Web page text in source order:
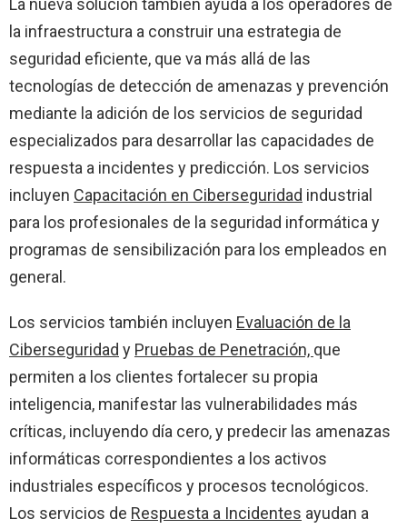
la infraestructura a construir una estrategia de
seguridad eficiente, que va más allá de las
tecnologías de detección de amenazas y prevención
mediante la adición de los servicios de seguridad
especializados para desarrollar las capacidades de
respuesta a incidentes y predicción. Los servicios
incluyen Capacitación en Ciberseguridad industrial
para los profesionales de la seguridad informática y
programas de sensibilización para los empleados en
general.
Los servicios también incluyen Evaluación de la
Ciberseguridad y Pruebas de Penetración, que
permiten a los clientes fortalecer su propia
inteligencia, manifestar las vulnerabilidades más
críticas, incluyendo día cero, y predecir las amenazas
informáticas correspondientes a los activos
industriales específicos y procesos tecnológicos.
Los servicios de Respuesta a Incidentes ayudan a